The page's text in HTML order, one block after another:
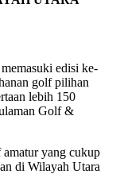
edisi ke-
golf pilihan
lebih 150
Golf &
yang cukup
di Wilayah Utara